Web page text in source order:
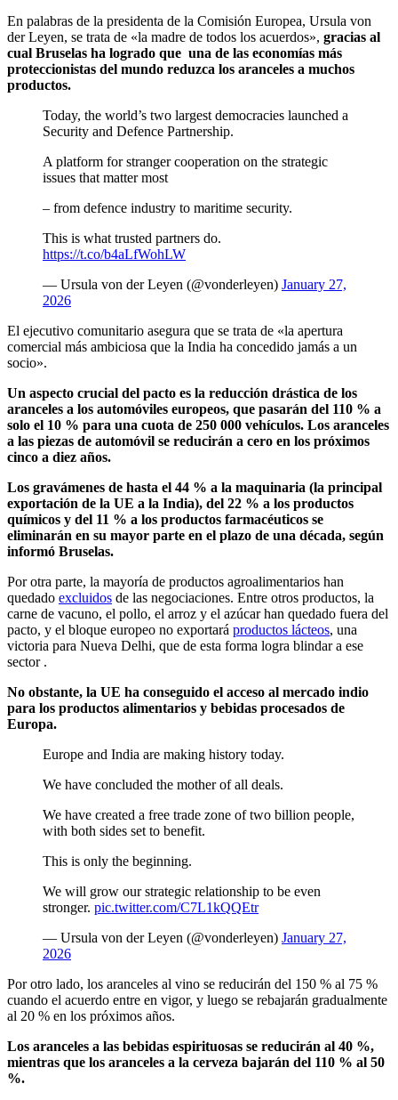
En palabras de la presidenta de la Comisión Europea, Ursula von
der Leyen, se trata de «la madre de todos los acuerdos», gracias al
cual Bruselas ha logrado que una de las economías más
proteccionistas del mundo reduzca los aranceles a muchos
productos.
Today, the world’s two largest democracies launched a
Security and Defence Partnership.
A platform for stranger cooperation on the strategic
issues that matter most
– from defence industry to maritime security.
This is what trusted partners do.
https://t.co/b4aLfWohLW
— Ursula von der Leyen (@vonderleyen) January 27,
2026
El ejecutivo comunitario asegura que se trata de «la apertura
comercial más ambiciosa que la India ha concedido jamás a un
socio».
Un aspecto crucial del pacto es la reducción drástica de los
aranceles a los automóviles europeos, que pasarán del 110 % a
solo el 10 % para una cuota de 250 000 vehículos. Los aranceles
a las piezas de automóvil se reducirán a cero en los próximos
cinco a diez años.
Los gravámenes de hasta el 44 % a la maquinaria (la principal
exportación de la UE a la India), del 22 % a los productos
químicos y del 11 % a los productos farmacéuticos se
eliminarán en su mayor parte en el plazo de una década, según
informó Bruselas.
Por otra parte, la mayoría de productos agroalimentarios han
quedado excluidos de las negociaciones. Entre otros productos, la
carne de vacuno, el pollo, el arroz y el azúcar han quedado fuera del
pacto, y el bloque europeo no exportará productos lácteos, una
victoria para Nueva Delhi, que de esta forma logra blindar a ese
sector .
No obstante, la UE ha conseguido el acceso al mercado indio
para los productos alimentarios y bebidas procesados de
Europa.
Europe and India are making history today.
We have concluded the mother of all deals.
We have created a free trade zone of two billion people,
with both sides set to benefit.
This is only the beginning.
We will grow our strategic relationship to be even
stronger. pic.twitter.com/C7L1kQQEtr
— Ursula von der Leyen (@vonderleyen) January 27,
2026
Por otro lado, los aranceles al vino se reducirán del 150 % al 75 %
cuando el acuerdo entre en vigor, y luego se rebajarán gradualmente
al 20 % en los próximos años.
Los aranceles a las bebidas espirituosas se reducirán al 40 %,
mientras que los aranceles a la cerveza bajarán del 110 % al 50
%.